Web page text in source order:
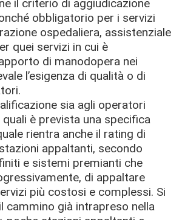
il criterio di aggiudicazione
obbligatorio per i servizi
ospedaliera, assistenziale
quei servizi in cui è
di manodopera nei
l’esigenza di qualità o di
sia agli operatori
è prevista una specifica
rientra anche il rating di
appaltanti, secondo
e sistemi premianti che
di appaltare
più costosi e complessi. Si
cammino già intrapreso nella